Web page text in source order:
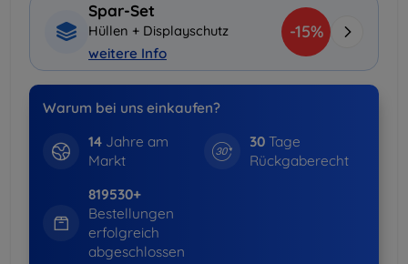
Spar-Set
Hüllen + Displayschutz
weitere Info
-15%
Warum bei uns einkaufen?
14Jahre am
Markt
30 Tage
Rückgaberecht
819530+
Bestellungen
erfolgreich
abgeschlossen